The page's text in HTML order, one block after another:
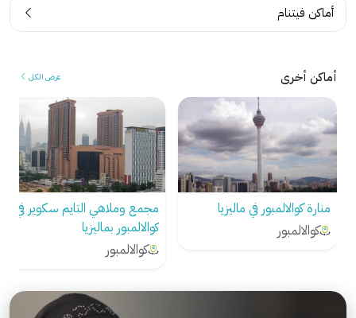
أماكن فيتنام
أماكن أخرى عرض الكل
منارة كوالالمبور في ماليزيا
كوالالمبور
مجمع وملاهي التايم سكوير في
كوالالمبور بماليزيا
كوالالمبور